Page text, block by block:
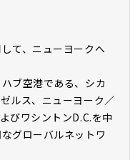
て、ニューヨークへ
ブ空港である、シカ
ルス、ニューヨーク／
びワシントンD.C.を中
グローバルネットワ